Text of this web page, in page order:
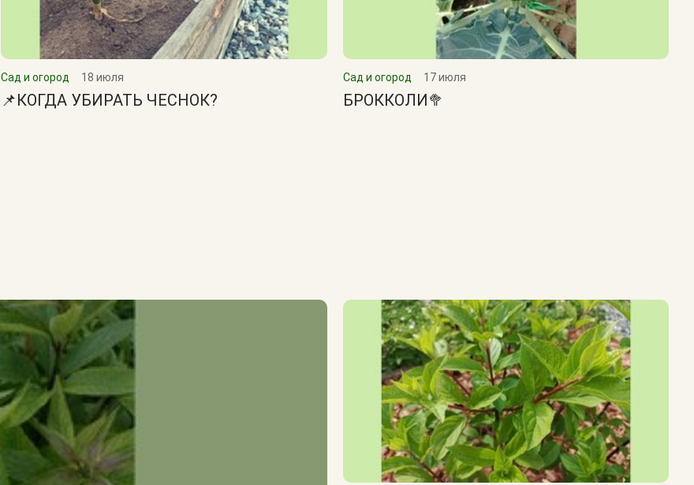
Сад и огород 18 июля
📌КОГДА УБИРАТЬ ЧЕСНОК?
Сад и огород 17 июля
БРОККОЛИ🥦